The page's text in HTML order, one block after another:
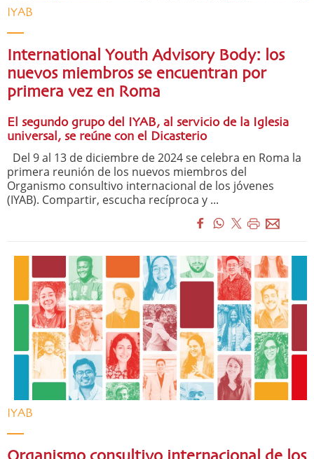
IYAB
International Youth Advisory Body: los
nuevos miembros se encuentran por
primera vez en Roma
El segundo grupo del IYAB, al servicio de la Iglesia
universal, se reúne con el Dicasterio
Del 9 al 13 de diciembre de 2024 se celebra en Roma la
primera reunión de los nuevos miembros del
Organismo consultivo internacional de los jóvenes
(IYAB). Compartir, escucha recíproca y ...
IYAB